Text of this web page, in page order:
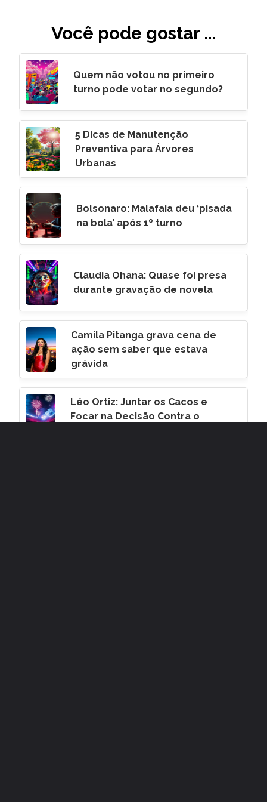
Você pode gostar ...
Quem não votou no primeiro
turno pode votar no segundo?
5 Dicas de Manutenção
Preventiva para Árvores
Urbanas
Bolsonaro: Malafaia deu ‘pisada
na bola’ após 1º turno
Claudia Ohana: Quase foi presa
durante gravação de novela
Camila Pitanga grava cena de
ação sem saber que estava
grávida
Léo Ortiz: Juntar os Cacos e
Focar na Decisão Contra o